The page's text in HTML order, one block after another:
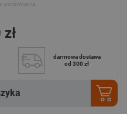
porównania
darmowa dostawa
od 300 zł